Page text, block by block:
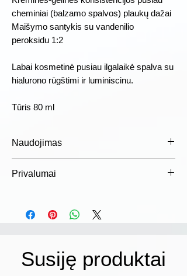
cheminiai (balzamo spalvos) plaukų dažai
Maišymo santykis su vandenilio
peroksidu 1:2
Labai kosmetinė pusiau ilgalaikė spalva su
hialurono rūgštimi ir luminiscinu.
Tūris 80 ml
Naudojimas
dozėmis su tinkamos koncentracijos
nurodytam laikui. Kruopščiai išplaukite
šampūnu, geresniems rezultatams
priemonę po dažymo. Išsamesnės
instrukcijos pateiktos ant pakuotės.
Privalumai
„Luminity“ priskiriami
Komfortas
Formulė be alkoholio su grynais,
Susiję produktai